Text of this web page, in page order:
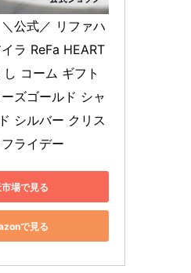
公式／ リファハ
ラ ReFa HEART
コーム ギフト
ズゴールド シャ
シルバー クリス
ライデー
場で見る
で見る